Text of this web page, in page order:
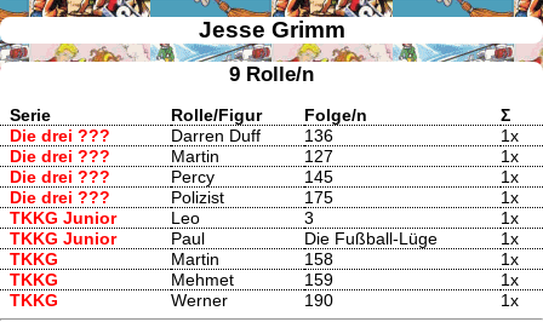
Jesse Grimm
9 Rolle/n
Serie Rolle/Figur Folge/n
Σ
Die drei ???
Darren Duff 136
1x
Die drei ???
Martin 127
1x
Die drei ???
Percy 145
1x
Die drei ???
Polizist 175
1x
TKKG Junior
Leo 3
1x
TKKG Junior
Paul Die Fußball-Lüge
1x
TKKG
Martin 158
1x
TKKG
Mehmet 159
1x
TKKG
Werner 190 1x